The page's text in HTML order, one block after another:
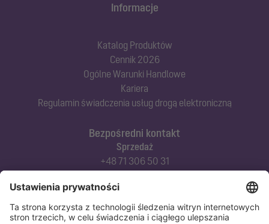
Bezpośredni kontakt
Sprzedaż
+48 71 306 50 31
Doradztwo techniczne
Informacje
Katalog Produktów
Cennik 2026
Ogólne Warunki Handlowe
Kariera
Regulamin świadczenia usług drogą elektroniczną